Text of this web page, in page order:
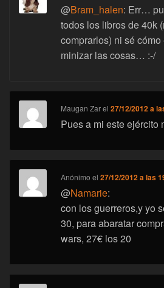
@Bram_halen: Err…
todos los libros de 40k
comprarlos) ni sé
minizar las cosas… :-/
Maugan Zarel27/12/2012 a
Pues a mi este ejército
Anónimo el27/12/2012 a las
@Namarie:
con los guerreros,y yo
30, para abaratar
wars, 27€ los 20